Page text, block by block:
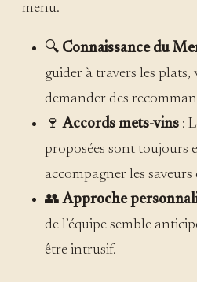
menu.
🔍 Connaissance du
guider à travers les
demander des
🍷Accords mets-vins:
proposées sont toujours
accompagner les
👥Approche
de l’équipe semble
être intrusif.